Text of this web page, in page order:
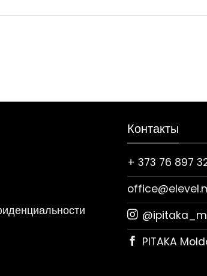
Контакты
+ 373 76 897
PITAKA